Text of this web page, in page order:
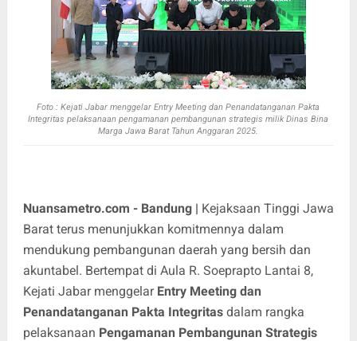
Foto : Kejati Jabar menggelar Entry Meeting dan Penandatanganan Pakta
Integritas pelaksanaan pengamanan pembangunan strategis milik Dinas Bina
Marga Jawa Barat Tahun Anggaran 2025.
Nuansametro.com - Bandung | Kejaksaan Tinggi Jawa
Barat terus menunjukkan komitmennya dalam
mendukung pembangunan daerah yang bersih dan
akuntabel. Bertempat di Aula R. Soeprapto Lantai 8,
Kejati Jabar menggelar Entry Meeting dan
Penandatanganan Pakta Integritasdalam rangka
pelaksanaan Pengamanan Pembangunan Strategis